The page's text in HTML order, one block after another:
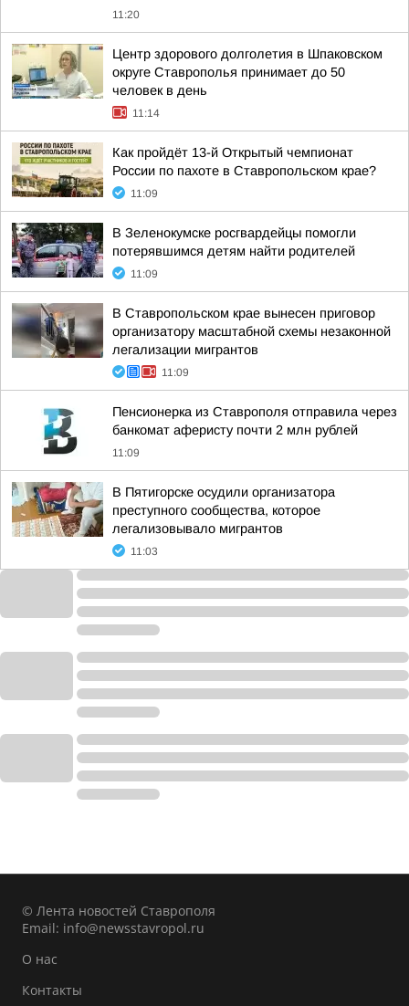
11:20
Центр здорового долголетия в Шпаковском
округе Ставрополья принимает до 50
человек в день
11:14
Как пройдёт 13-й Открытый чемпионат
России по пахоте в Ставропольском крае?
11:09
В Зеленокумске росгвардейцы помогли
потерявшимся детям найти родителей
11:09
В Ставропольском крае вынесен приговор
организатору масштабной схемы незаконной
легализации мигрантов
11:09
Пенсионерка из Ставрополя отправила через
банкомат аферисту почти 2 млн рублей
11:09
В Пятигорске осудили организатора
преступного сообщества, которое
легализовывало мигрантов
11:03
© Лента новостей Ставрополя
Email: info@newsstavropol.ru
О нас
Контакты